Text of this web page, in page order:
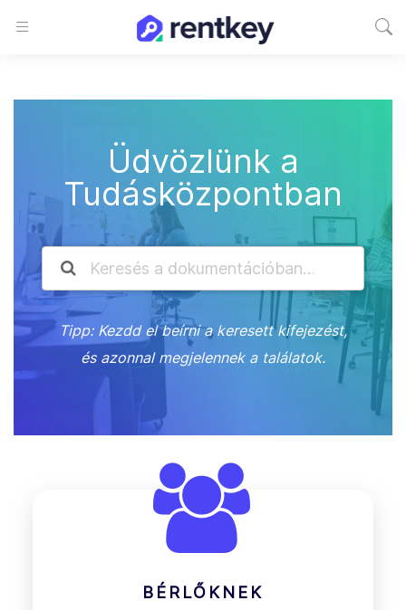
Üdvözlünk a
Tudásközpontban
Tipp: Kezdd el beírni a keresett kifejezést,
és azonnal megjelennek a találatok.
BÉRLŐKNEK